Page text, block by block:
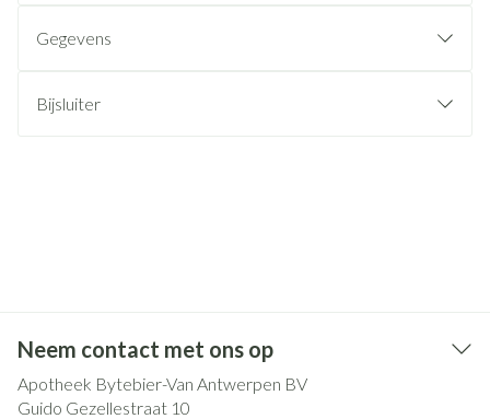
Gegevens
Bijsluiter
Neem contact met ons op
Apotheek Bytebier-Van Antwerpen BV
Guido Gezellestraat 10